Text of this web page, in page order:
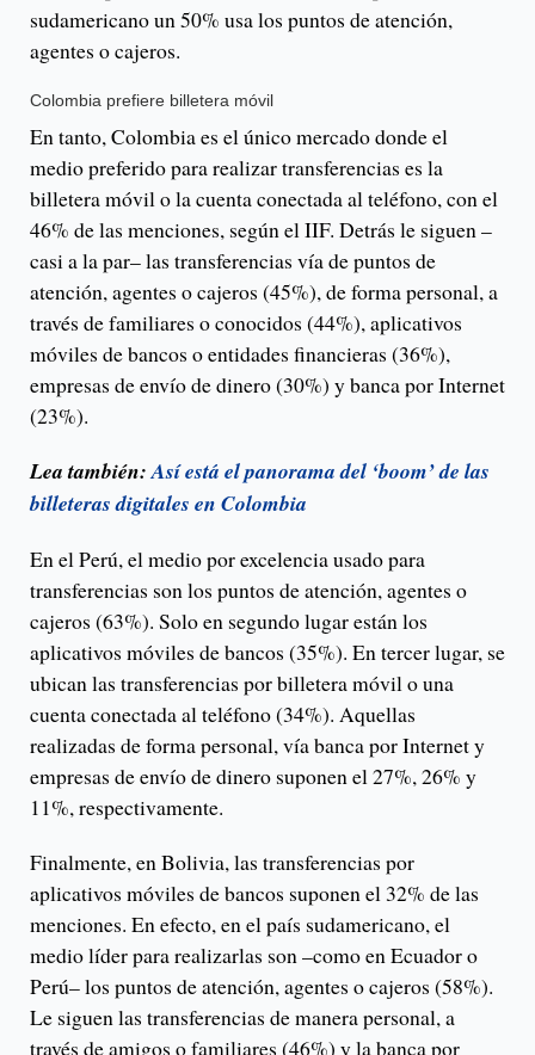
sudamericano un 50% usa los puntos de atención,
agentes o cajeros.
Colombia prefiere billetera móvil
En tanto, Colombia es el único mercado donde el
medio preferido para realizar transferencias es la
billetera móvil o la cuenta conectada al teléfono, con el
46% de las menciones, según el IIF. Detrás le siguen –
casi a la par– las transferencias vía de puntos de
atención, agentes o cajeros (45%), de forma personal, a
través de familiares o conocidos (44%), aplicativos
móviles de bancos o entidades financieras (36%),
empresas de envío de dinero (30%) y banca por Internet
(23%).
Lea también:Así está el panorama del ‘boom’ de las
billeteras digitales en Colombia
En el Perú, el medio por excelencia usado para
transferencias son los puntos de atención, agentes o
cajeros (63%). Solo en segundo lugar están los
aplicativos móviles de bancos (35%). En tercer lugar, se
ubican las transferencias por billetera móvil o una
cuenta conectada al teléfono (34%). Aquellas
realizadas de forma personal, vía banca por Internet y
empresas de envío de dinero suponen el 27%, 26% y
11%, respectivamente.
Finalmente, en Bolivia, las transferencias por
aplicativos móviles de bancos suponen el 32% de las
menciones. En efecto, en el país sudamericano, el
medio líder para realizarlas son –como en Ecuador o
Perú­– los puntos de atención, agentes o cajeros (58%).
Le siguen las transferencias de manera personal, a
través de amigos o familiares (46%) y la banca por